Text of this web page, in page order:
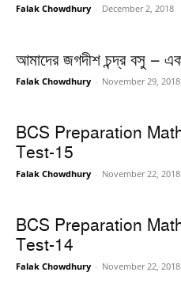
Falak Chowdhury - December 2, 2018
আমাদের জগদীশ চন্দ্র বসু –
Falak Chowdhury - November 29, 2018
BCS Preparation
Test-15
Falak Chowdhury - November 22, 2018
BCS Preparation
Test-14
Falak Chowdhury - November 22, 2018